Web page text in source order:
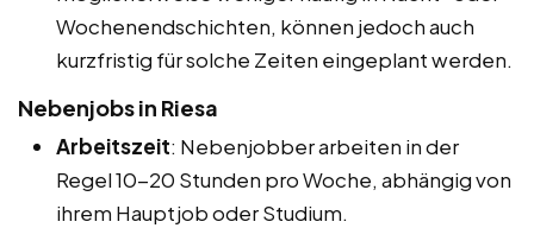
Wochenendschichten, können jedoch auch
kurzfristig für solche Zeiten eingeplant werden.
Nebenjobs in Riesa
Arbeitszeit: Nebenjobber arbeiten in der
Regel 10-20 Stunden pro Woche, abhängig von
ihrem Hauptjob oder Studium.